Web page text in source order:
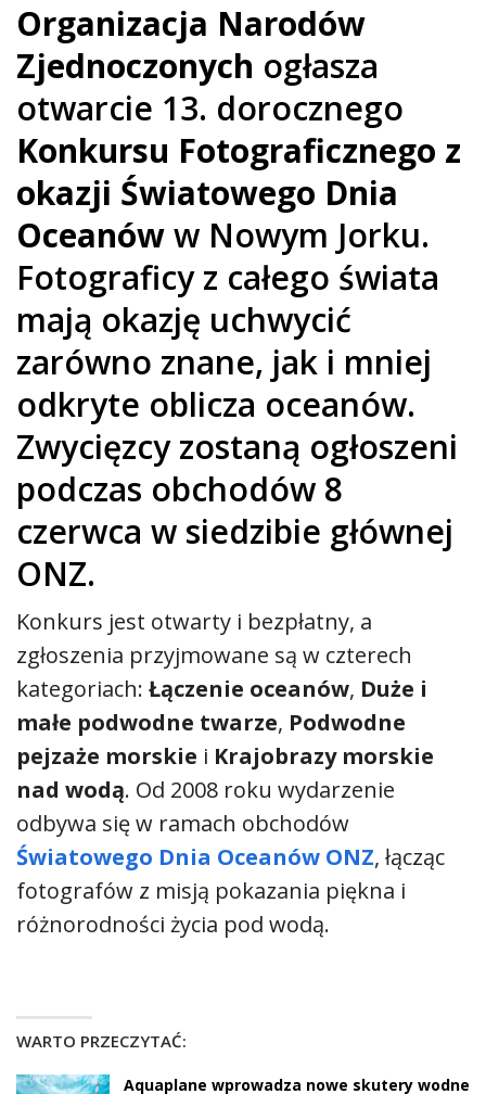
Organizacja Narodów
Zjednoczonych ogłasza
otwarcie 13. dorocznego
Konkursu Fotograficznego z
okazji Światowego Dnia
Oceanóww Nowym Jorku.
Fotograficy z całego świata
mają okazję uchwycić
zarówno znane, jak i mniej
odkryte oblicza oceanów.
Zwycięzcy zostaną ogłoszeni
podczas obchodów 8
czerwca w siedzibie głównej
ONZ.
Konkurs jest otwarty i bezpłatny, a
zgłoszenia przyjmowane są w czterech
kategoriach: Łączenie oceanów, Duże i
małe podwodne twarze, Podwodne
pejzaże morskie i Krajobrazy morskie
nad wodą. Od 2008 roku wydarzenie
odbywa się w ramach obchodów
Światowego Dnia Oceanów ONZ, łącząc
fotografów z misją pokazania piękna i
różnorodności życia pod wodą.
WARTO PRZECZYTAĆ:
Aquaplane wprowadza nowe skutery wodne